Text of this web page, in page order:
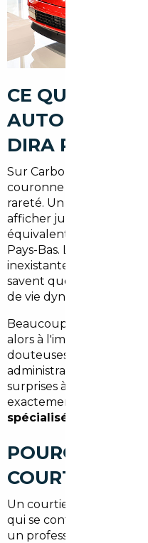
CE QUE LE
AUTOMOBILE
DIRA PAS
Sur Carbon-Blanc et
couronne de Bordeaux,
rareté. Un SUV familial
afficher jusqu'à
équivalent importé
Pays-Bas. Les stocks
inexistantes sur les
savent que la demande
de vie dynamique.
Beaucoup d'acheteurs
alors à l'import, mais s'y
douteuses, vendeurs
administrative sous-
surprises à la réception
exactement là
spécialisé en import
POURQUOI
COURTIER
Un courtier automobile,
qui se contente de
un professionnel qui